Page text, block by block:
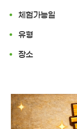
체험가능일
유형
장소